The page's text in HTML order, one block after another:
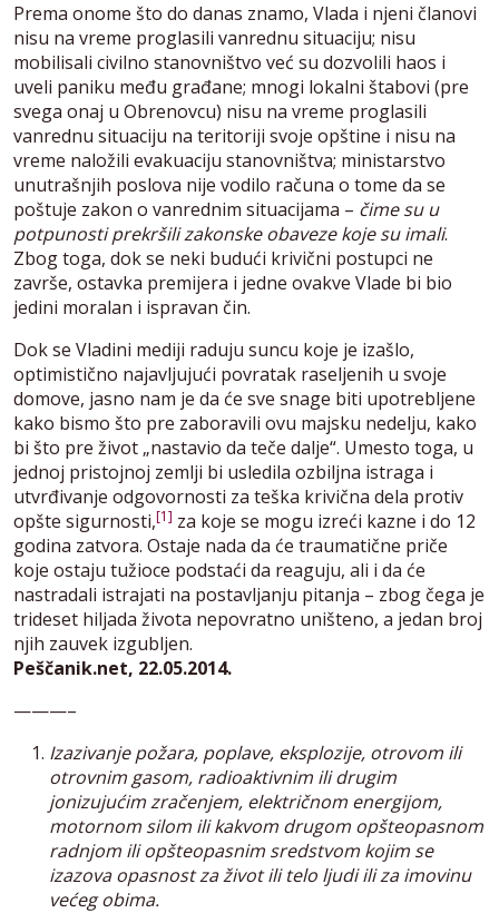
Prema onome što do danas znamo, Vlada i njeni članovi
nisu na vreme proglasili vanrednu situaciju; nisu
mobilisali civilno stanovništvo već su dozvolili haos i
uveli paniku među građane; mnogi lokalni štabovi (pre
svega onaj u Obrenovcu) nisu na vreme proglasili
vanrednu situaciju na teritoriji svoje opštine i nisu na
vreme naložili evakuaciju stanovništva; ministarstvo
unutrašnjih poslova nije vodilo računa o tome da se
poštuje zakon o vanrednim situacijama – čime su u
potpunosti prekršili zakonske obaveze koje su imali.
Zbog toga, dok se neki budući krivični postupci ne
završe, ostavka premijera i jedne ovakve Vlade bi bio
jedini moralan i ispravan čin.
Dok se Vladini mediji raduju suncu koje je izašlo,
optimistično najavljujući povratak raseljenih u svoje
domove, jasno nam je da će sve snage biti upotrebljene
kako bismo što pre zaboravili ovu majsku nedelju, kako
bi što pre život „nastavio da teče dalje“. Umesto toga, u
jednoj pristojnoj zemlji bi usledila ozbiljna istraga i
utvrđivanje odgovornosti za teška krivična dela protiv
opšte sigurnosti,[1] za koje se mogu izreći kazne i do 12
godina zatvora. Ostaje nada da će traumatične priče
koje ostaju tužioce podstaći da reaguju, ali i da će
nastradali istrajati na postavljanju pitanja – zbog čega je
trideset hiljada života nepovratno uništeno, a jedan broj
njih zauvek izgubljen.
Peščanik.net, 22.05.2014.
———–
Izazivanje požara, poplave, eksplozije, otrovom ili
otrovnim gasom, radioaktivnim ili drugim
jonizujućim zračenjem, električnom energijom,
motornom silom ili kakvom drugom opšteopasnom
radnjom ili opšteopasnim sredstvom kojim se
izazova opasnost za život ili telo ljudi ili za imovinu
većeg obima.